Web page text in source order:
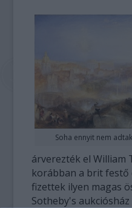
Soha ennyit nem
árverezték el William
korábban a brit festő
fizettek ilyen magas
Sotheby's